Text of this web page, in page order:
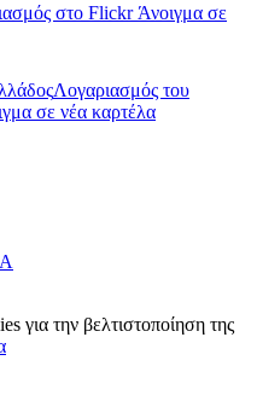
στο FlickrΆνοιγμα σε
Λογαριασμός του
σε νέα καρτέλα
για την βελτιστοποίηση της